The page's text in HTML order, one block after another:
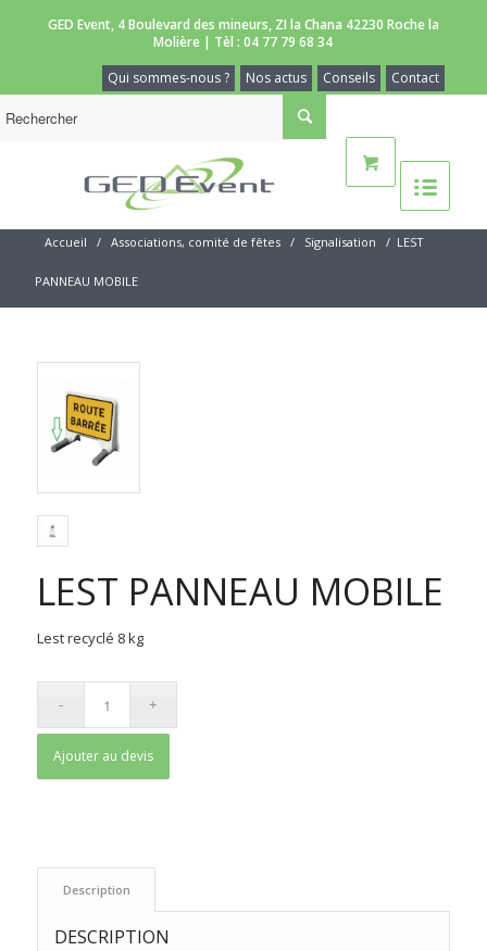
GED Event, 4 Boulevard des mineurs, ZI la Chana 42230 Roche la
Molière | Tèl :04 77 79 68 34
Contact
Conseils
Nos actus
Qui sommes-nous ?
Accueil / Associations, comité de fêtes / Signalisation / LEST
PANNEAU MOBILE
LEST PANNEAU MOBILE
Lest recyclé 8 kg
Ajouter au devis
Description
DESCRIPTION